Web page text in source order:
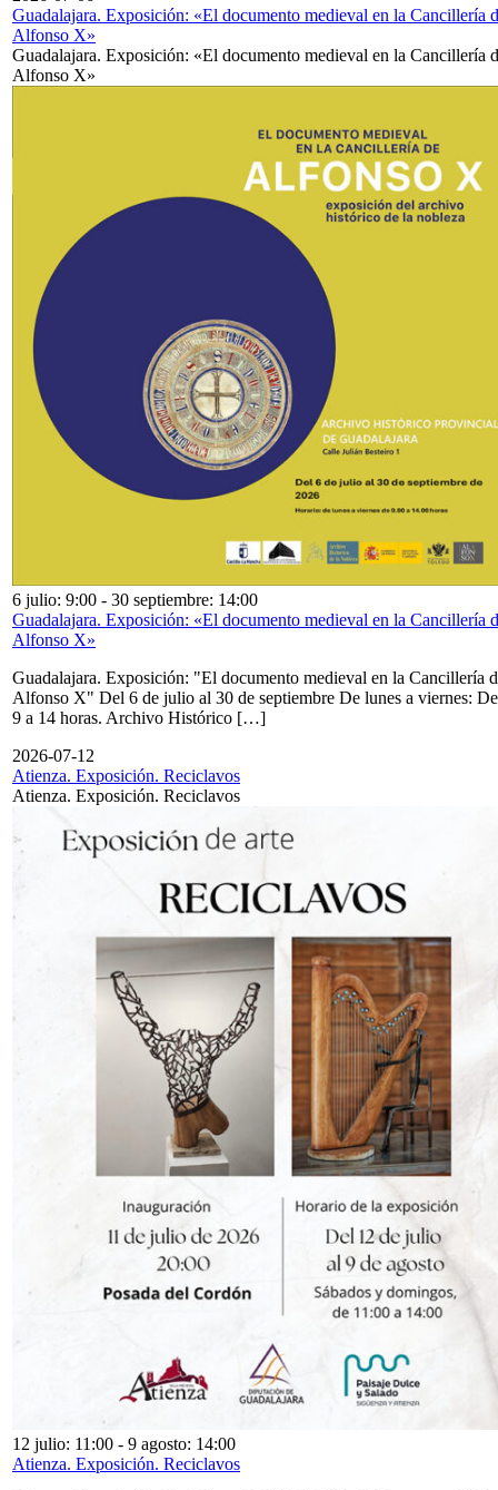
Guadalajara. Exposición: «El documento medieval en la Cancillería
Alfonso X»
Guadalajara. Exposición: «El documento medieval en la Cancillería
Alfonso X»
6 julio: 9:00 - 30 septiembre: 14:00
Guadalajara. Exposición: «El documento medieval en la Cancillería
Alfonso X»
Guadalajara. Exposición: "El documento medieval en la Cancillería
Alfonso X" Del 6 de julio al 30 de septiembre De lunes a viernes: De
9 a 14 horas. Archivo Histórico […]
2026-07-12
Atienza. Exposición. Reciclavos
Atienza. Exposición. Reciclavos
12 julio: 11:00 - 9 agosto: 14:00
Atienza. Exposición. Reciclavos